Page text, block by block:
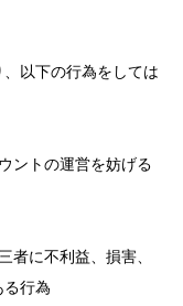
以下の行為をしては
ントの運営を妨げる
者に不利益、損害、
行為